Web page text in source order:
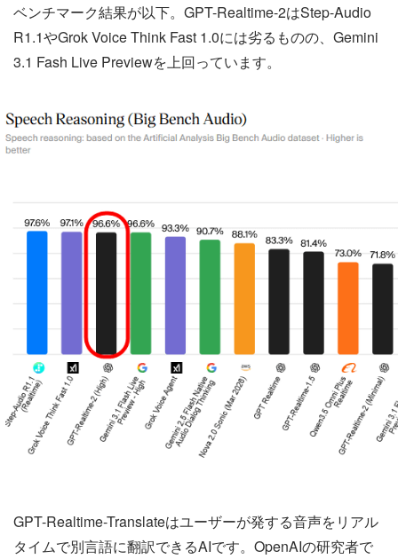
ベンチマーク結果が以下。GPT-Realtime-2はStep-Audio
R1.1やGrok Voice Think Fast 1.0には劣るものの、Gemini
3.1 Fash Live Previewを上回っています。
GPT-Realtime-Translateはユーザーが発する音声をリアル
タイムで別言語に翻訳できるAIです。OpenAIの研究者で